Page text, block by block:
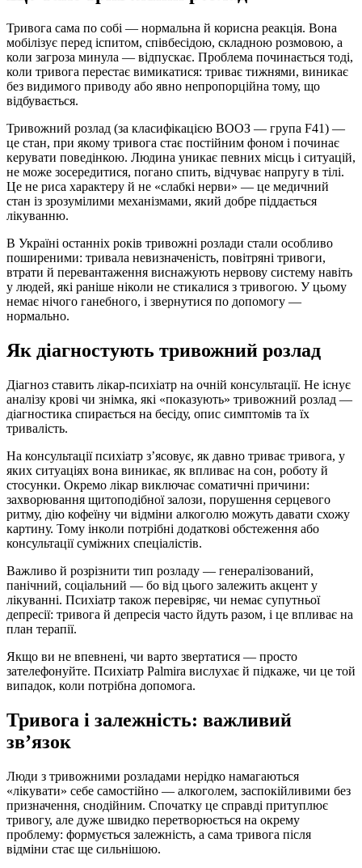
Тривога сама по собі — нормальна й корисна реакція. Вона
мобілізує перед іспитом, співбесідою, складною розмовою, а
коли загроза минула — відпускає. Проблема починається тоді,
коли тривога перестає вимикатися: триває тижнями, виникає
без видимого приводу або явно непропорційна тому, що
відбувається.
Тривожний розлад (за класифікацією ВООЗ — група F41) —
це стан, при якому тривога стає постійним фоном і починає
керувати поведінкою. Людина уникає певних місць і ситуацій,
не може зосередитися, погано спить, відчуває напругу в тілі.
Це не риса характеру й не «слабкі нерви» — це медичний
стан із зрозумілими механізмами, який добре піддається
лікуванню.
В Україні останніх років тривожні розлади стали особливо
поширеними: тривала невизначеність, повітряні тривоги,
втрати й перевантаження виснажують нервову систему навіть
у людей, які раніше ніколи не стикалися з тривогою. У цьому
немає нічого ганебного, і звернутися по допомогу —
нормально.
Як діагностують тривожний розлад
Діагноз ставить лікар-психіатр на очній консультації. Не існує
аналізу крові чи знімка, які «показують» тривожний розлад —
діагностика спирається на бесіду, опис симптомів та їх
тривалість.
На консультації психіатр з’ясовує, як давно триває тривога, у
яких ситуаціях вона виникає, як впливає на сон, роботу й
стосунки. Окремо лікар виключає соматичні причини:
захворювання щитоподібної залози, порушення серцевого
ритму, дію кофеїну чи відміни алкоголю можуть давати схожу
картину. Тому інколи потрібні додаткові обстеження або
консультації суміжних спеціалістів.
Важливо й розрізнити тип розладу — генералізований,
панічний, соціальний — бо від цього залежить акцент у
лікуванні. Психіатр також перевіряє, чи немає супутньої
депресії: тривога й депресія часто йдуть разом, і це впливає на
план терапії.
Якщо ви не впевнені, чи варто звертатися — просто
зателефонуйте. Психіатр Palmira вислухає й підкаже, чи це той
випадок, коли потрібна допомога.
Тривога і залежність: важливий
зв’язок
Люди з тривожними розладами нерідко намагаються
«лікувати» себе самостійно — алкоголем, заспокійливими без
призначення, снодійним. Спочатку це справді притуплює
тривогу, але дуже швидко перетворюється на окрему
проблему: формується залежність, а сама тривога після
відміни стає ще сильнішою.